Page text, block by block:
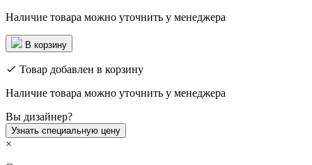
Наличие товара можно уточнить у менеджера
В корзину
Товар добавлен в корзину
Наличие товара можно уточнить у менеджера
Вы дизайнер?
Узнать специальную цену
×